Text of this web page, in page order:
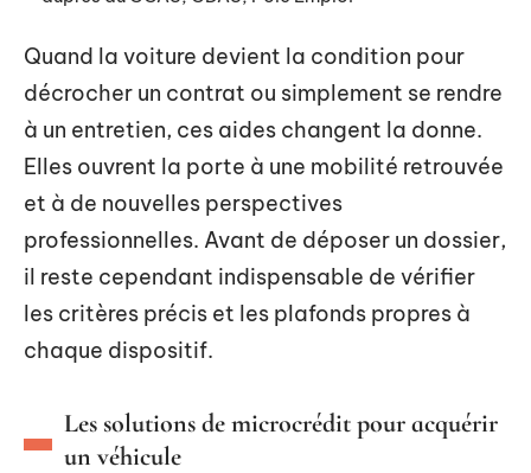
Quand la voiture devient la condition pour
décrocher un contrat ou simplement se rendre
à un entretien, ces aides changent la donne.
Elles ouvrent la porte à une mobilité retrouvée
et à de nouvelles perspectives
professionnelles. Avant de déposer un dossier,
il reste cependant indispensable de vérifier
les critères précis et les plafonds propres à
chaque dispositif.
Les solutions de microcrédit pour acquérir
un véhicule